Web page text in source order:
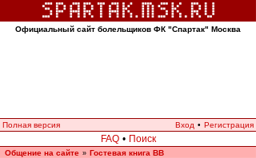
Официальный сайт болельщиков ФК "Спартак" Москва
Полная версия Вход • Регистрация
FAQ • Поиск
Общение на сайте » Гостевая книга ВВ